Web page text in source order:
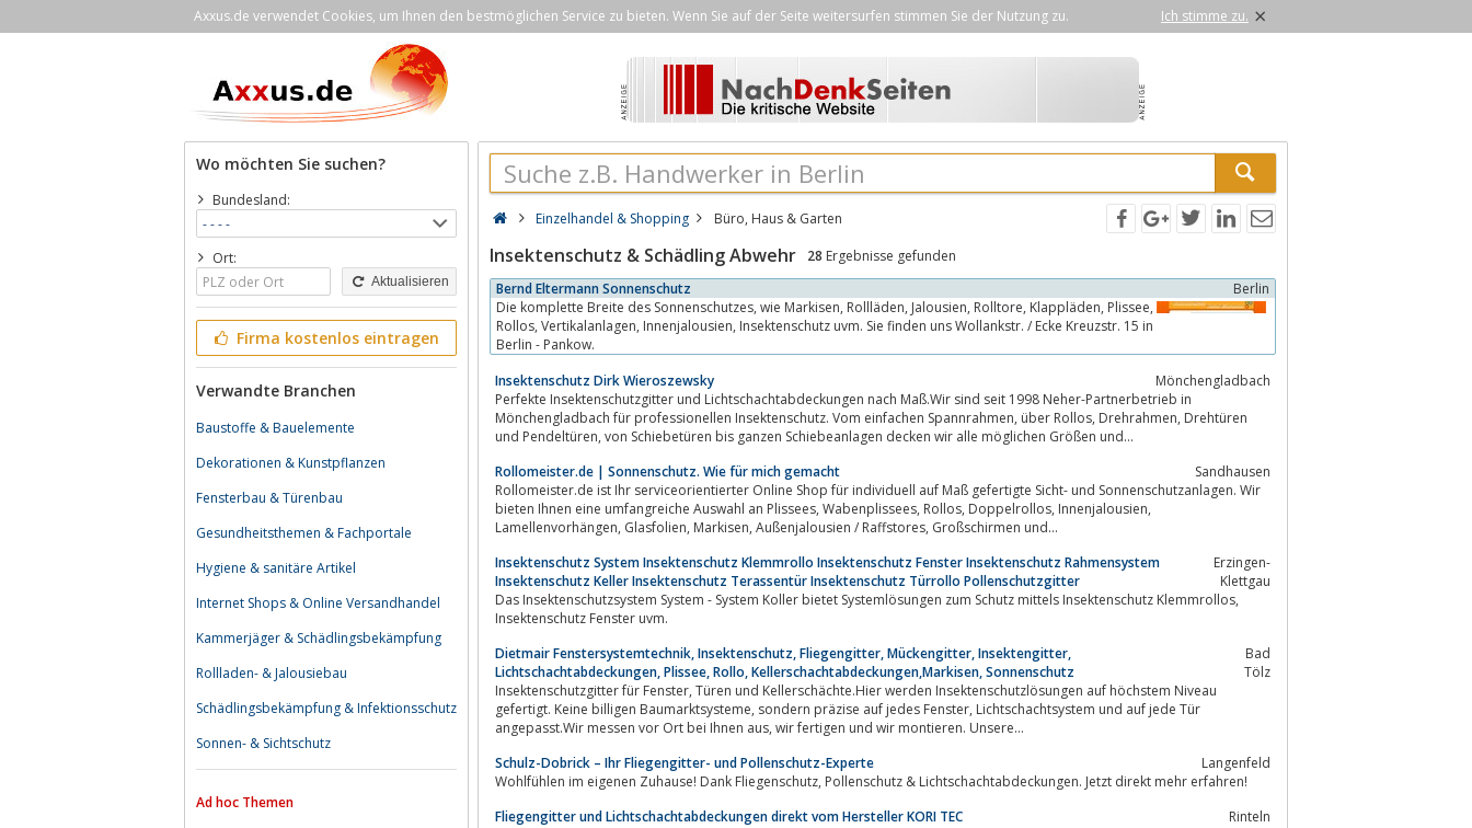
Axxus.de verwendet Cookies, um Ihnen den bestmöglichen Service zu bieten. Wenn Sie auf der Seite weitersurfen stimmen Sie der Nutzung zu. Ich stimme zu. ×
Wo möchten Sie suchen?
Bundesland:
Ort:
Aktualisieren
Firma kostenlos eintragen
Verwandte Branchen
Baustoffe & Bauelemente
Dekorationen & Kunstpflanzen
Fensterbau & Türenbau
Gesundheitsthemen & Fachportale
Hygiene & sanitäre Artikel
Internet Shops & Online Versandhandel
Kammerjäger & Schädlingsbekämpfung
Rollladen- & Jalousiebau
Schädlingsbekämpfung & Infektionsschutz
Sonnen- & Sichtschutz
Ad hoc Themen
Einzelhandel & Shopping Büro, Haus & Garten
Insektenschutz & Schädling Abwehr 28 Ergebnisse gefunden
Bernd Eltermann Sonnenschutz
Berlin
Die komplette Breite des Sonnenschutzes, wie Markisen, Rollläden, Jalousien, Rolltore, Klappläden, Plissee,
Rollos, Vertikalanlagen, Innenjalousien, Insektenschutz uvm. Sie finden uns Wollankstr. / Ecke Kreuzstr. 15 in
Berlin - Pankow.
Insektenschutz Dirk Wieroszewsky
Mönchengladbach
Perfekte Insektenschutzgitter und Lichtschachtabdeckungen nach Maß.Wir sind seit 1998 Neher-Partnerbetrieb in
Mönchengladbach für professionellen Insektenschutz. Vom einfachen Spannrahmen, über Rollos, Drehrahmen, Drehtüren
und Pendeltüren, von Schiebetüren bis ganzen Schiebeanlagen decken wir alle möglichen Größen und...
Rollomeister.de | Sonnenschutz. Wie für mich gemacht
Sandhausen
Rollomeister.de ist Ihr serviceorientierter Online Shop für individuell auf Maß gefertigte Sicht- und Sonnenschutzanlagen. Wir
bieten Ihnen eine umfangreiche Auswahl an Plissees, Wabenplissees, Rollos, Doppelrollos, Innenjalousien,
Lamellenvorhängen, Glasfolien, Markisen, Außenjalousien / Raffstores, Großschirmen und...
Insektenschutz System Insektenschutz Klemmrollo Insektenschutz Fenster Insektenschutz Rahmensystem
Insektenschutz Keller Insektenschutz Terassentür Insektenschutz Türrollo Pollenschutzgitter
Erzingen-
Klettgau
Das Insektenschutzsystem System - System Koller bietet Systemlösungen zum Schutz mittels Insektenschutz Klemmrollos,
Insektenschutz Fenster uvm.
Dietmair Fenstersystemtechnik, Insektenschutz, Fliegengitter, Mückengitter, Insektengitter,
Lichtschachtabdeckungen, Plissee, Rollo, Kellerschachtabdeckungen,Markisen, Sonnenschutz
Bad
Tölz
Insektenschutzgitter für Fenster, Türen und Kellerschächte.Hier werden Insektenschutzlösungen auf höchstem Niveau
gefertigt. Keine billigen Baumarktsysteme, sondern präzise auf jedes Fenster, Lichtschachtsystem und auf jede Tür
angepasst.Wir messen vor Ort bei Ihnen aus, wir fertigen und wir montieren. Unsere...
Schulz-Dobrick – Ihr Fliegengitter- und Pollenschutz-Experte
Langenfeld
Wohlfühlen im eigenen Zuhause! Dank Fliegenschutz, Pollenschutz & Lichtschachtabdeckungen. Jetzt direkt mehr erfahren!
Fliegengitter und Lichtschachtabdeckungen direkt vom Hersteller KORI TEC
Rinteln